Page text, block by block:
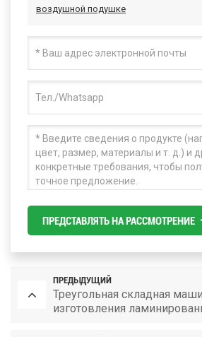
воздушной подушке
ПРЕДСТАВЛЯТЬ НА РАССМОТРЕНИЕ
ПРЕДЫДУЩИЙ
Треугольная складная
изготовления